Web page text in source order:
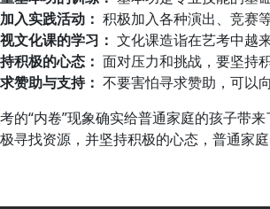
入实践活动： 积极加入各种演出、竞赛
文化课的学习： 文化课造诣在艺考中越
积极的心态： 面对压力和挑战，要坚持
赞助与支持： 不要害怕寻求赞助，可以
的“内卷”现象确实给普通家庭的孩子带
寻找资源，并坚持积极的心态，普通家